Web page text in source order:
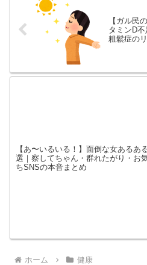
【ガル民
タミンD
粗鬆症の
【あ〜いるいる！】面倒な女あるあ
選｜察してちゃん・群れたがり・お
ちSNSの本音まとめ
ホーム 健康